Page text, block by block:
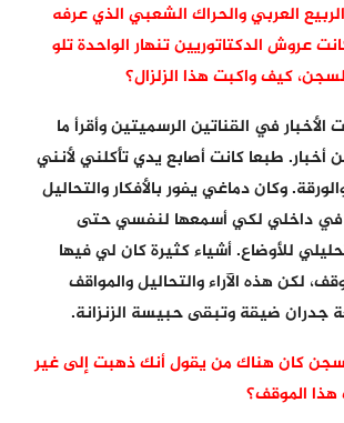
العربي والحراك الشعبي الذي عرفه
عروش الدكتاتوريين تنهار الواحدة تلو
كيف واكبت هذا الزلزال؟
في القناتين الرسميتين وأقرأ ما
أخبار. طبعا كانت أصابع يدي تأكلني لأنني
وكان دماغي يفور بالأفكار والتحاليل
في داخلي لكي أسمعها لنفسي حتى
للأوضاع. أشياء كثيرة كان لي فيها
لكن هذه الآراء والتحاليل والمواقف
جدران ضيقة وتبقى حبيسة الزنزانة.
كان هناك من يقول أنك ذهبت إلى غير
الموقف؟